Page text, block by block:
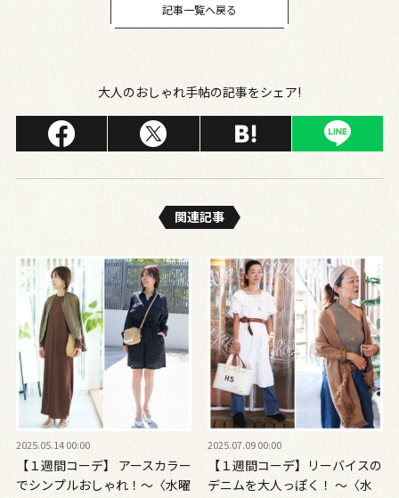
記事一覧へ戻る
大人のおしゃれ手帖の記事をシェア!
関連記事
2025.05.14 00:00
【１週間コーデ】 アースカラー
でシンプルおしゃれ！～〈水曜
2025.07.09 00:00
【１週間コーデ】リーバイスの
デニムを大人っぽく！ ～〈水